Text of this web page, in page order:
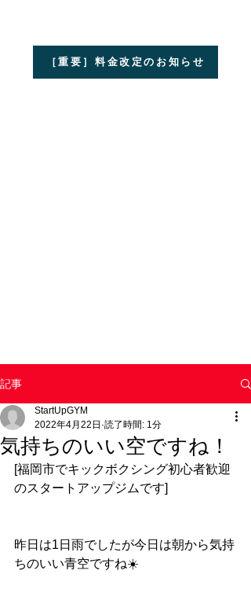
［重要］料金改定のお知らせ
記事
気持ちのいい空ですね！
StartUpGYM
2022年4月22日 読了時間: 1分
[福岡市でキックボクシング初心者歓迎
のスタートアップジムです]
昨日は1日雨でしたが今日は朝から気持
ちのいい青空ですね☀️